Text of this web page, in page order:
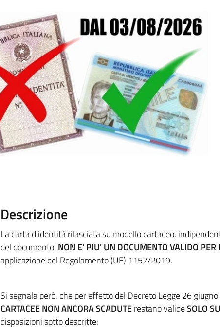
Descrizione
La carta d’identità rilasciata su modello cartaceo,
del documento, NON E' PIU' UN DOCUMENTO VALIDO
applicazione del Regolamento (UE) 1157/2019.
Si segnala però, che per effetto del Decreto Legge 26
CARTACEE NON ANCORA SCADUTErestano valideSOLO
disposizioni sotto descritte: